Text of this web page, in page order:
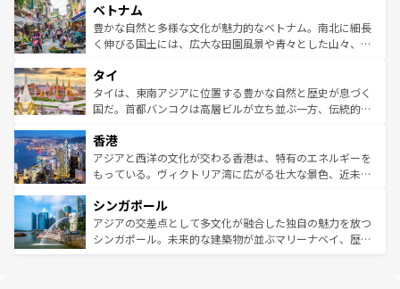
参照してほしい。
容にもいいと評判のスイーツなど、バラエティ豊かな料理
が味わえる。 なお、新着の台湾情報は コンテンツ一覧を参
照してほしい。
き、地方に足を延ばせば四季折々の自然美を楽しむことが
できる。そして、キムチや焼肉、絶品のストリートフード
まで、さまざまな韓国料理が待っている。夜には、韓国な
リティに包まれながら、韓国の多彩な魅力を心ゆくまで味
わってみてほしい。 なお、新着の韓国情報はコンテンツ一
覧を参照してほしい。
ベトナム
豊かな自然と多様な文化が魅力的なベトナム。南北に細長
く伸びる国土には、広大な田園風景や青々とした山々、世
急速な発展と共に伝統が息づく。ハノイの古い町並みやホ
ーチミン市のフランス統治時代の建物も、独特の雰囲気を
醸し出している。また、バラエティの豊かさとおいしさで
とつ。フォーやバインミー、ベトナムコーヒーなどは、ぜ
ひ現地で味わいたい。どの地域を訪れてもあたたかい人々
が旅行者を迎えてくれるので、きっと忘れられない旅にな
参照してほしい。
タイ
タイは、東南アジアに位置する豊かな自然と歴史が息づく
国だ。首都バンコクは高層ビルが立ち並ぶ一方、伝統的な
の活気が交差している。北部ではチェンマイなどの山岳地
帯で自然と触れ合い、南部ではプーケットやクラビの美し
いビーチでリゾート気分を楽しむことができる。タイ料理
激する。気候は一年中温暖で、どの季節にも異なる楽しみ
が待っている。親しみやすいタイの人々、仏教を中心とし
た文化、そして多様な観光資源が、訪れる旅人を魅了し続
香港
アジアと西洋の文化が交わる香港は、特有のエネルギーを
もっている。ヴィクトリア湾に広がる壮大な景色、近未来
み、どこを訪れても感動するはず。観光スポットが密集し
ており、効率よく見どころを回れるのも魅力。息をのむよ
うな絶景から文化的な体験まで、香港を存分に楽しみ尽く
シンガポール
アジアの交差点として多文化が融合した独自の魅力を放つ
シンガポール。未来的な建築物が並ぶマリーナベイ、歴史